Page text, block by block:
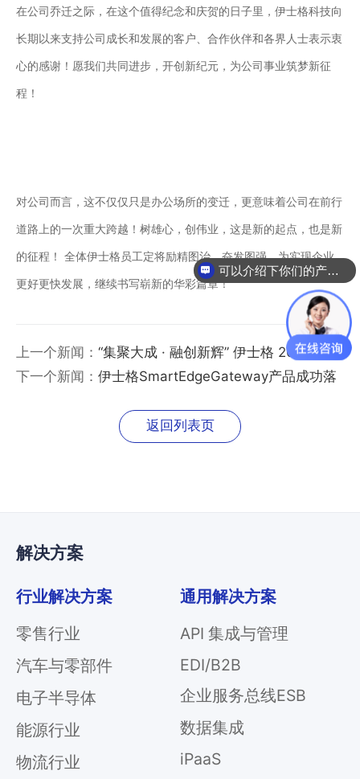
在公司乔迁之际，在这个值得纪念和庆贺的日子里，伊士格科技向
长期以来支持公司成长和发展的客户、合作伙伴和各界人士表示衷
心的感谢！愿我们共同进步，开创新纪元，为公司事业筑梦新征
程！
对公司而言，这不仅仅只是办公场所的变迁，更意味着公司在前行
道路上的一次重大跨越！树雄心，创伟业，这是新的起点，也是新
的征程！ 全体伊士格员工定将励精图治、奋发图强，为实现企业
更好更快发展，继续书写崭新的华彩篇章！
上一个新闻： “集聚大成 · 融创新辉” 伊士格 2023 新春
年会暨颁奖盛典隆重召开
下一个新闻： 伊士格SmartEdgeGateway产品成功落
返回列表页
解决方案
行业解决方案
零售行业
汽车与零部件
电子半导体
能源行业
物流行业
通用解决方案
API 集成与管理
EDI/B2B
企业服务总线ESB
数据集成
iPaaS
可以介绍下你们的产品么